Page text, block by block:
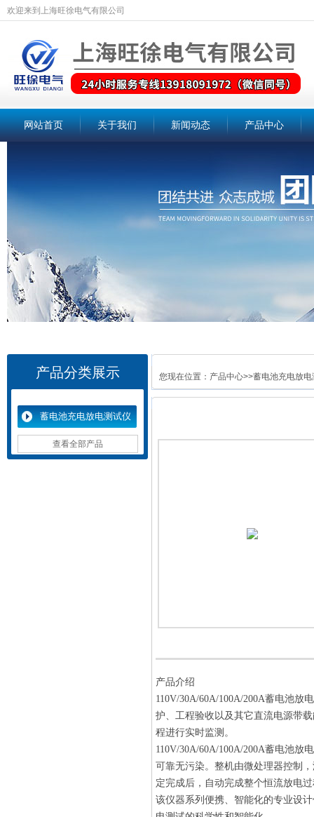
欢迎来到上海旺徐电气有限公司
网站首页 关于我们 新闻动态 产品中心
产品分类展示
蓄电池充电放电测试仪
查看全部产品
您现在位置： 产品中心>>蓄电池充电放电
产品介绍
110V/30A/60A/100A/200A蓄电池放
护、工程验收以及其它直流电源带
程进行实时监测。
110V/30A/60A/100A/200A蓄电池放
可靠无污染。整机由微处理器控制
定完成后，自动完成整个恒流放电
该仪器系列便携、智能化的专业设